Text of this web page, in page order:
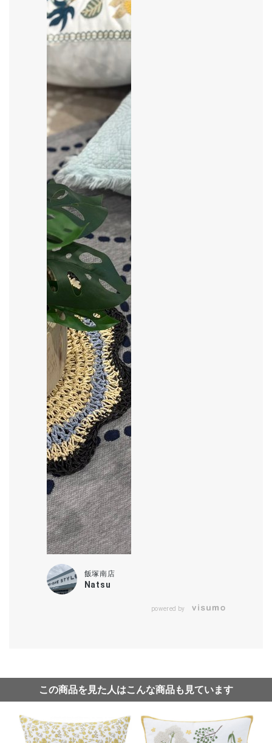
飯塚南店
Natsu
powered by
この商品を見た人はこんな商品も見ています